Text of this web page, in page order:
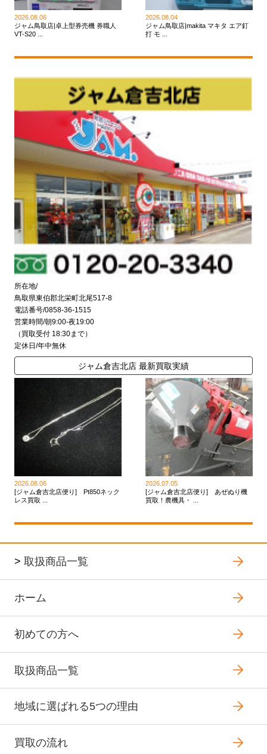
2026.08.06
ジャム鳥取店|卓上型券売機 券職人
VT-S20 ...
2026.08.04
ジャム鳥取店|makita マキタ エア釘
打 モ ...
所在地/
鳥取県東伯郡北栄町北尾517-8
電話番号/0858-36-1515
営業時間/朝9:00-夜19:00
（買取受付 18:30まで）
定休日/年中無休
ジャム倉吉北店 最新買取実績
2026.08.06
[ジャム倉吉北店便り] Pt850ネック
レス買取 ...
2026.07.05
[ジャム倉吉北店便り] あぜぬり機
買取！農機具・ ...
> 取扱商品一覧
ホーム
初めての方へ
取扱商品一覧
地域に選ばれる5つの理由
買取の流れ